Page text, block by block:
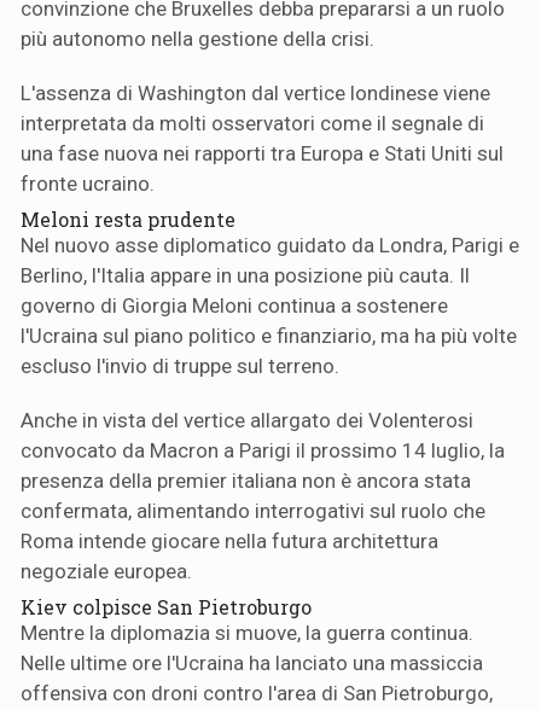
convinzione che Bruxelles debba prepararsi a un ruolo
più autonomo nella gestione della crisi.
L'assenza di Washington dal vertice londinese viene
interpretata da molti osservatori come il segnale di
una fase nuova nei rapporti tra Europa e Stati Uniti sul
fronte ucraino.
Meloni resta prudente
Nel nuovo asse diplomatico guidato da Londra, Parigi e
Berlino, l'Italia appare in una posizione più cauta. Il
governo di Giorgia Meloni continua a sostenere
l'Ucraina sul piano politico e finanziario, ma ha più volte
escluso l'invio di truppe sul terreno.
Anche in vista del vertice allargato dei Volenterosi
convocato da Macron a Parigi il prossimo 14 luglio, la
presenza della premier italiana non è ancora stata
confermata, alimentando interrogativi sul ruolo che
Roma intende giocare nella futura architettura
negoziale europea.
Kiev colpisce San Pietroburgo
Mentre la diplomazia si muove, la guerra continua.
Nelle ultime ore l'Ucraina ha lanciato una massiccia
offensiva con droni contro l'area di San Pietroburgo,